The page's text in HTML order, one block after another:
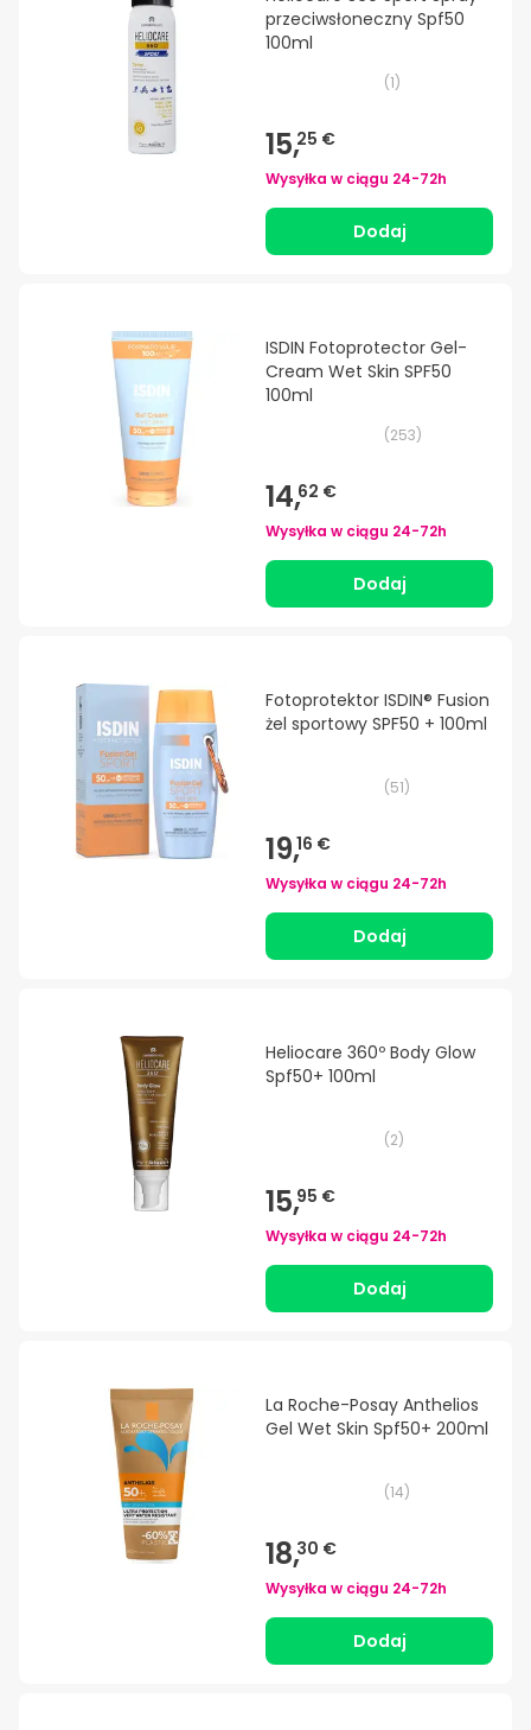
przeciwsłoneczny Spf50
100ml
(1)
15,25 €
Wysyłka w ciągu 24-72h
Dodaj
ISDIN Fotoprotector Gel-
Cream Wet Skin SPF50
100ml
(253)
14,62 €
Wysyłka w ciągu 24-72h
Dodaj
Fotoprotektor ISDIN® Fusion
żel sportowy SPF50 + 100ml
(51)
19,16 €
Wysyłka w ciągu 24-72h
Dodaj
Heliocare 360º Body Glow
Spf50+ 100ml
(2)
15,95 €
Wysyłka w ciągu 24-72h
Dodaj
La Roche-Posay Anthelios
Gel Wet Skin Spf50+ 200ml
(14)
18,30 €
Wysyłka w ciągu 24-72h
Dodaj